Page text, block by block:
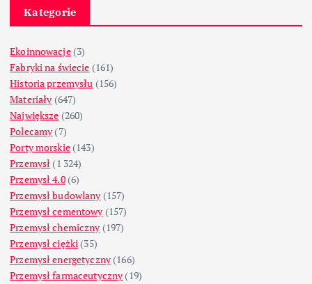
Kategorie
Ekoinnowacje(3)
Fabryki na świecie (161)
Historia przemysłu (156)
Materiały (647)
Największe (260)
Polecamy (7)
Porty morskie(143)
Przemysł (1 324)
Przemysł 4.0(6)
Przemysł budowlany (157)
Przemysł cementowy (157)
Przemysł chemiczny (197)
Przemysł ciężki (35)
Przemysł energetyczny (166)
Przemysł farmaceutyczny (19)